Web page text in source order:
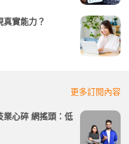
實能力？
更多訂閱內容
業心碎 網搖頭：低